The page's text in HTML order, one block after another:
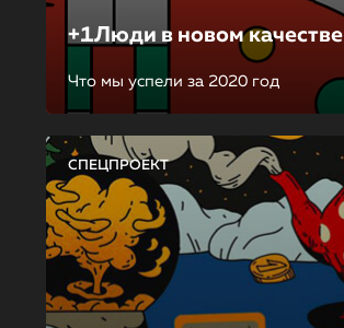
+1Люди в новом качестве
Что мы успели за 2020 год
СПЕЦПРОЕКТ